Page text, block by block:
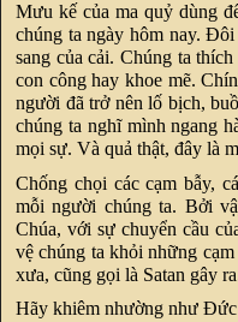
Mưu kế của ma quỷ dùng
chúng ta ngày hôm nay.
sang của cải. Chúng ta
con công hay khoe mẽ.
người đã trở nên lố bịch,
chúng ta nghĩ mình ngang
mọi sự. Và quả thật, đây là
Chống chọi các cạm bẫy,
mỗi người chúng ta. Bởi
Chúa, với sự chuyển cầu
vệ chúng ta khỏi những
xưa, cũng gọi là Satan gây
Hãy khiêm nhường như Đức